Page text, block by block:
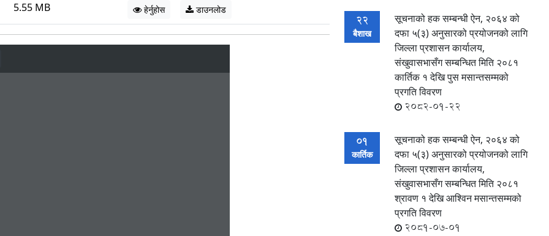
5.55 MB हेर्नुहोस डाउनलोड
22
बैशाख
सूचनाको हक सम्बन्धी ऐन, २०६४ को
दफा ५(३) अनुसारको प्रयोजनको लागि
जिल्ला प्रशासन कार्यालय,
संखुवासभासँग सम्बन्धित मिति २०८१
कार्तिक १ देखि पुस मसान्तसम्मको
प्रगति विवरण
2082-01-22
01
कार्तिक
सूचनाको हक सम्बन्धी ऐन, २०६४ को
दफा ५(३) अनुसारको प्रयोजनको लागि
जिल्ला प्रशासन कार्यालय,
संखुवासभासँग सम्बन्धित मिति २०८१
श्रावण १ देखि आश्विन मसान्तसम्मको
प्रगति विवरण
2081-07-01